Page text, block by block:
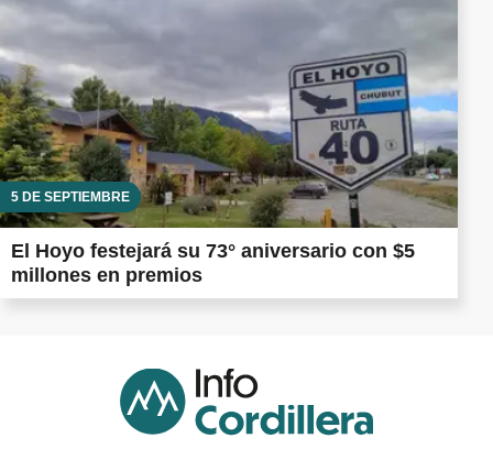
5 DE SEPTIEMBRE
El Hoyo festejará su 73° aniversario con $5
millones en premios